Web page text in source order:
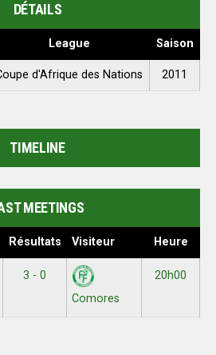
DÉTAILS
League Saison
d'Afrique des Nations 2011
TIMELINE
MEETINGS
Résultats Visiteur Heure
3 - 0
Comores
20h00